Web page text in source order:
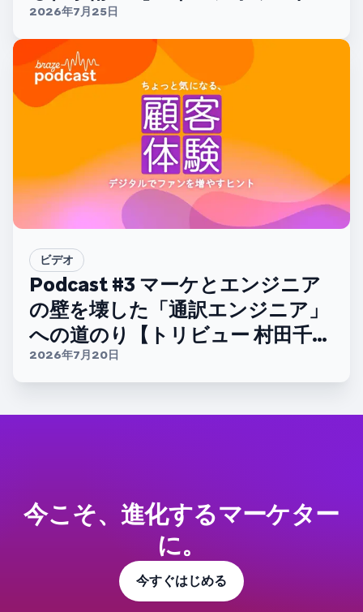
ーム 山中哲太さん】
2026年7月25日
ビデオ
Podcast #3 マーケとエンジニア
の壁を壊した「通訳エンジニア」
への道のり【トリビュー 村田千紘
さん】
2026年7月20日
今こそ、進化するマーケター
に。
今すぐはじめる